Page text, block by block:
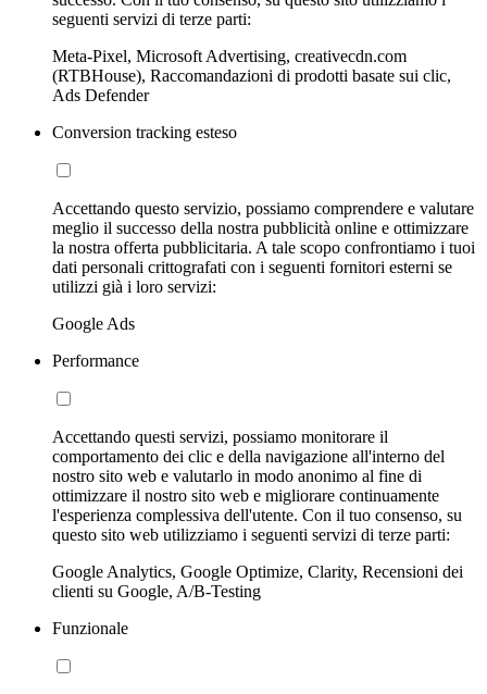
seguenti servizi di terze parti:
Meta-Pixel, Microsoft Advertising, creativecdn.com
(RTBHouse), Raccomandazioni di prodotti basate sui clic,
Ads Defender
Conversion tracking esteso
Accettando questo servizio, possiamo comprendere e valutare
meglio il successo della nostra pubblicità online e ottimizzare
la nostra offerta pubblicitaria. A tale scopo confrontiamo i tuoi
dati personali crittografati con i seguenti fornitori esterni se
utilizzi già i loro servizi:
Google Ads
Performance
Accettando questi servizi, possiamo monitorare il
comportamento dei clic e della navigazione all'interno del
nostro sito web e valutarlo in modo anonimo al fine di
ottimizzare il nostro sito web e migliorare continuamente
l'esperienza complessiva dell'utente. Con il tuo consenso, su
questo sito web utilizziamo i seguenti servizi di terze parti:
Google Analytics, Google Optimize, Clarity, Recensioni dei
clienti su Google, A/B-Testing
Funzionale